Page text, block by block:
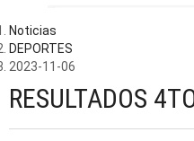
Noticias
DEPORTES
2023-11-06
RESULTADOS